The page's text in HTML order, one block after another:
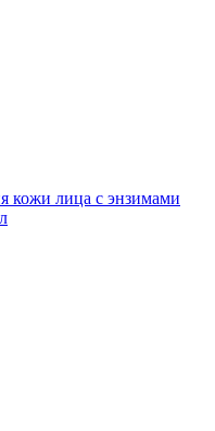
кожи лица с энзимами